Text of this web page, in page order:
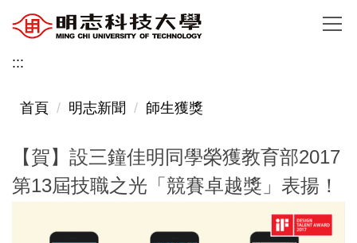
到
主
內
:::
首頁 明志新聞 師生獲獎
【賀】設三鐘佳明同學榮獲教育部2017
第13屆技職之光「競賽卓越獎」表揚！